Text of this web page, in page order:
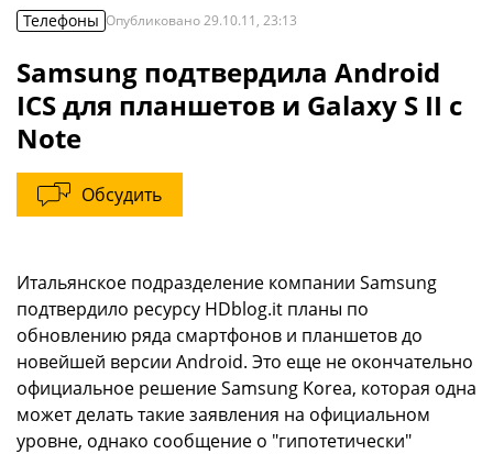
Телефоны Опубликовано29.10.11, 23:13
Samsung подтвердила Android
ICS для планшетов и Galaxy S II с
Note
Обсудить
Итальянское подразделение компании Samsung
подтвердило ресурсу HDblog.it планы по
обновлению ряда смартфонов и планшетов до
новейшей версии Android. Это еще не окончательно
официальное решение Samsung Korea, которая одна
может делать такие заявления на официальном
уровне, однако сообщение о "гипотетически"